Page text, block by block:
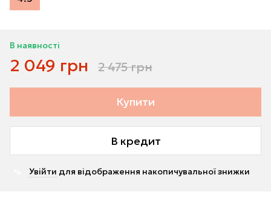
В наявності
2 049 грн 2 475 грн
Купити
В кредит
Увійти для відображення накопичувальної знижки